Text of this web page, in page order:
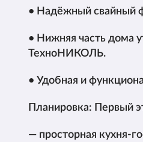
• Надёжный свайный
• Нижняя часть дома
ТехноНИКОЛЬ.
• Удобная и
Планировка: Первый
— просторная кухня-